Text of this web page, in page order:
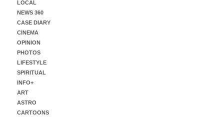
LOCAL
NEWS 360
CASE DIARY
CINEMA
OPINION
PHOTOS
LIFESTYLE
SPIRITUAL
INFO+
ART
ASTRO
CARTOONS